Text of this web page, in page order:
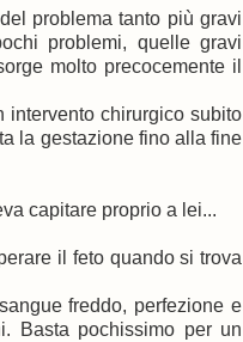
problema tanto più gravi
problemi, quelle gravi
molto precocemente il
intervento chirurgico subito
la gestazione fino alla fine
capitare proprio a lei...
il feto quando si trova
freddo, perfezione e
Basta pochissimo per un